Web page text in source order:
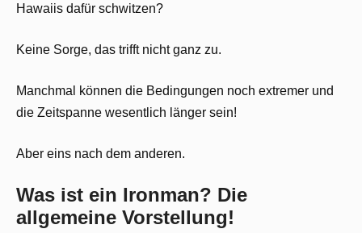
Hawaiis dafür schwitzen?
Keine Sorge, das trifft nicht ganz zu.
Manchmal können die Bedingungen noch extremer und
die Zeitspanne wesentlich länger sein!
Aber eins nach dem anderen.
Was ist ein Ironman? Die
allgemeine Vorstellung!